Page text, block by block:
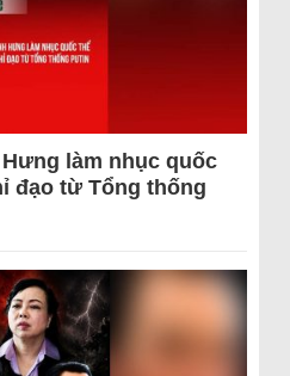
làm nhục quốc
đạo từ Tổng thống